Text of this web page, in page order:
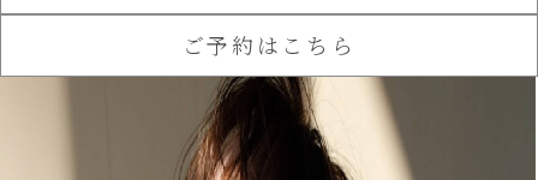
ご予約はこちら